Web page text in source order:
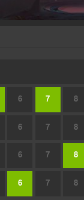
6 7 8
6 7 8
6 7 8
6 7 8